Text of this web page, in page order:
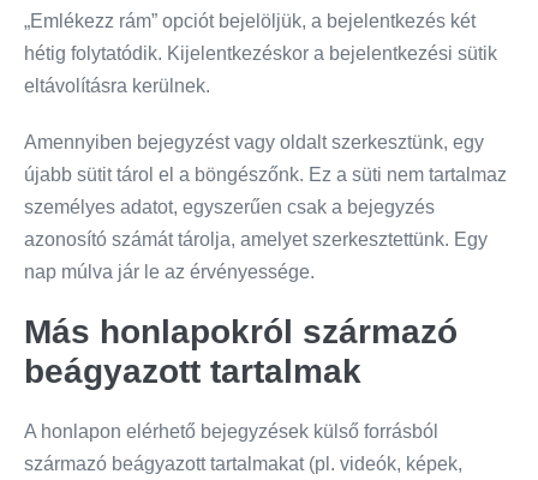
„Emlékezz rám” opciót bejelöljük, a bejelentkezés két
hétig folytatódik. Kijelentkezéskor a bejelentkezési sütik
eltávolításra kerülnek.
Amennyiben bejegyzést vagy oldalt szerkesztünk, egy
újabb sütit tárol el a böngészőnk. Ez a süti nem tartalmaz
személyes adatot, egyszerűen csak a bejegyzés
azonosító számát tárolja, amelyet szerkesztettünk. Egy
nap múlva jár le az érvényessége.
Más honlapokról származó
beágyazott tartalmak
A honlapon elérhető bejegyzések külső forrásból
származó beágyazott tartalmakat (pl. videók, képek,